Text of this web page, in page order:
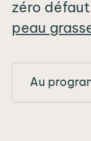
zéro
peau
Au